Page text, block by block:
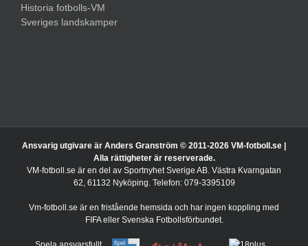
Historia fotbolls-VM
Sveriges landskamper
Ansvarig utgivare är Anders Granström © 2011-2026 VM-fotboll.se |
Alla rättigheter är reserverade.
VM-fotboll.se är en del av Sportnyhet Sverige AB. Västra Kvarngatan
62, 61132 Nyköping. Telefon: 079-3395109
Vm-fotboll.se är en fristående hemsida och har ingen koppling med
FIFA eller Svenska Fotbollsförbundet.